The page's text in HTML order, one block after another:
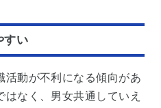
すい
活動が不利になる傾向があ
はなく、男女共通していえ